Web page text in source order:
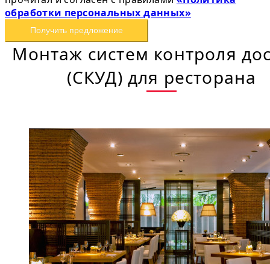
обработки персональных данных»
Получить предложение
Монтаж систем контроля
(СКУД) для ресторана